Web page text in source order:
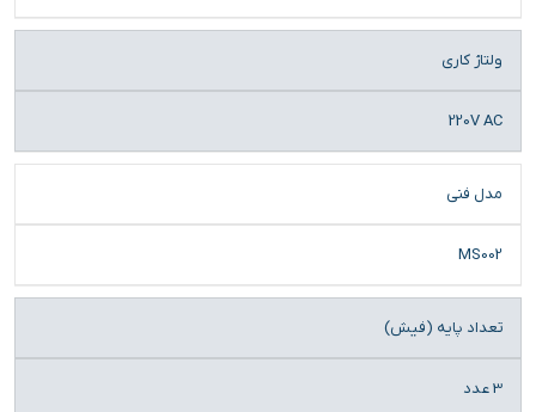
ولتاژ کاری
220V AC
مدل فنی
MS002
تعداد پایه (فیش)
3 عدد